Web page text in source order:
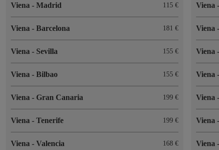
Viena - Madrid 115 €
Viena - Barcelona 181 €
Viena - Sevilla 155 €
Viena - Bilbao 155 €
Viena - Gran Canaria 199 €
Viena - Tenerife 199 €
Viena - Valencia 168 €
Viena
Viena
Viena
Viena
Viena
Viena
Viena